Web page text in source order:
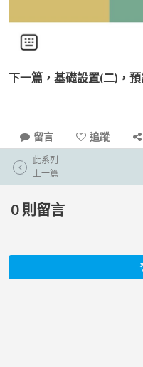
下一篇，基礎設置(二)，
留言 追蹤
此系列
上一篇
0 則留言